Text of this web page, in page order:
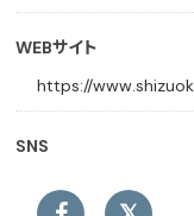
WEBサイト
https://
SNS